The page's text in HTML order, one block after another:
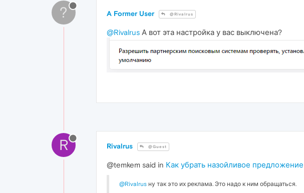
? A Former User @Rivalrus
@Rivalrus А вот эта настройка у вас выключена?
R Rivalrus @Guest
@temkem said in Как убрать назойливое
@Rivalrus ну так это их реклама. Это надо к ним обращаться.